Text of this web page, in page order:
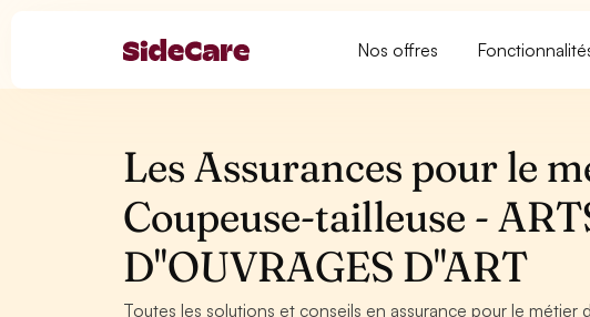
Nos offres
Les Assurances pour le
Coupeuse-tailleuse -
D''OUVRAGES D''ART
Toutes les solutions et conseils en assurance pour le métier